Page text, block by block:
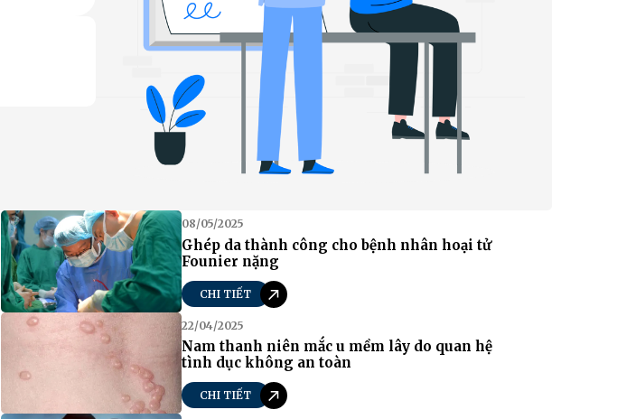
08/05/2025
Ghép da thành công cho bệnh nhân hoại tử
Founier nặng
CHI TIẾT
22/04/2025
Nam thanh niên mắc u mềm lây do quan hệ
tình dục không an toàn
CHI TIẾT